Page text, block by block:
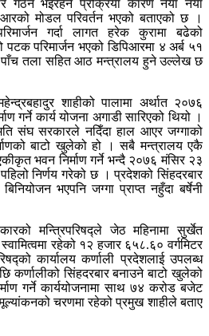
भइरहने प्रक्रिया कारण नयाँ नयाँ
मोडल परिवर्तन भएको बताएको छ ।
गर्दा लागत हरेक कुरामा बढेको
परिमार्जन भएको डिपिआरमा ४ अर्ब ५१
तला सहित आठ मन्त्रालय हुने उल्लेख छ
शाहीको पालामा अर्थात २०७६
गर्ने कार्य योजना अगाडी सारिएको थियो ।
संघ सरकारले नदिँदा हाल आएर जग्गाको
बाटो खुलेको हो । सबै मन्त्रालय एकै
भवन निर्माण गर्ने भन्दै २०७६ मंसिर २३
निर्णय गरेको छ । प्रदेशको सिंहदरबार
भएपनि जग्गा प्राप्त नहुँदा बर्षेनी
मन्त्रिपरिषद्ले जेठ महिनामा सुर्खेत
रहेको १२ हजार ६५८.६० वर्गमिटर
कार्यालय कर्णाली प्रदेशलाई उपलब्ध
कर्णालीको सिंहदरबार बनाउने बाटो खुलेको
गर्ने कार्ययोजनामा साथ ७४ करोड बजेट
चरणमा रहेको प्रमुख शाहीले बताए